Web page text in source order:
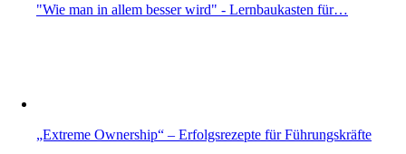
"Wie man in allem besser wird" - Lernbaukasten für…
„Extreme Ownership“ – Erfolgsrezepte für Führungskräfte